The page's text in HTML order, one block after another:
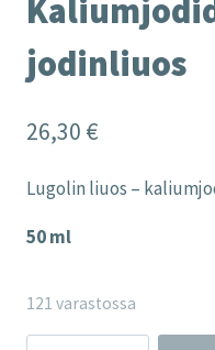
jodinliuos
26,30 €
Lugolin liuos –
50 ml
121 varastossa